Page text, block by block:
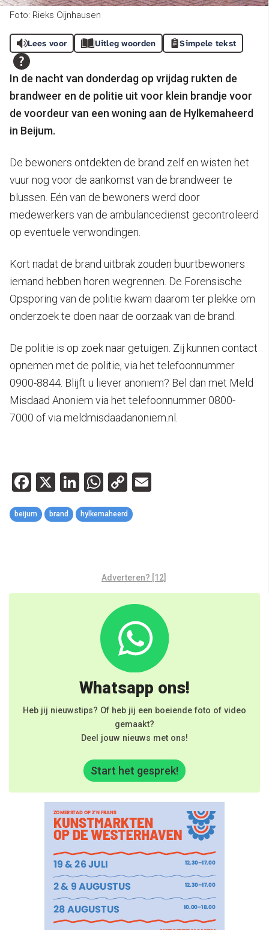
Foto: Rieks Oijnhausen
Lees voor Uitleg woorden Simpele tekst
In de nacht van donderdag op vrijdag rukten de
brandweer en de politie uit voor klein brandje voor
de voordeur van een woning aan de Hylkemaheerd
in Beijum.
De bewoners ontdekten de brand zelf en wisten het
vuur nog voor de aankomst van de brandweer te
blussen. Eén van de bewoners werd door
medewerkers van de ambulancedienst gecontroleerd
op eventuele verwondingen.
Kort nadat de brand uitbrak zouden buurtbewoners
iemand hebben horen wegrennen. De Forensische
Opsporing van de politie kwam daarom ter plekke om
onderzoek te doen naar de oorzaak van de brand.
De politie is op zoek naar getuigen. Zij kunnen contact
opnemen met de politie, via het telefoonnummer
0900-8844. Blijft u liever anoniem? Bel dan met Meld
Misdaad Anoniem via het telefoonnummer 0800-
7000 of via meldmisdaadanoniem.nl.
Facebook
X LinkedIn
WhatsApp
Copy
Link
beijum brand hylkemaheerd
Adverteren? [12]
Whatsapp ons!
Heb jij nieuwstips? Of heb jij een boeiende foto of video
gemaakt?
Deel jouw nieuws met ons!
Start het gesprek!